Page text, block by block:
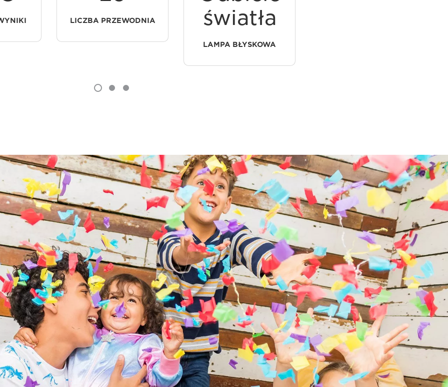
LICZBA PRZEWODNIA
światła
LAMPA BŁYSKOWA